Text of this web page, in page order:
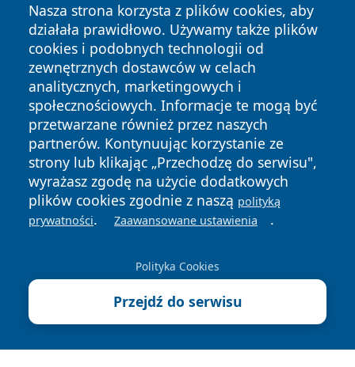
Nasza strona korzysta z plików cookies, aby
działała prawidłowo. Używamy także plików
cookies i podobnych technologii od
zewnętrznych dostawców w celach
analitycznych, marketingowych i
społecznościowych. Informacje te mogą być
przetwarzane również przez naszych
partnerów. Kontynuując korzystanie ze
strony lub klikając „Przechodzę do serwisu",
wyrażasz zgodę na użycie dodatkowych
plików cookies zgodnie z naszą polityką
prywatności. Zaawansowane ustawienia .
Polityka Cookies
Przejdź do serwisu
Copyright © 2026 24slupsk.pl Wszystkie prawa zastrzeżone.
News Autorzy
Polityka
Prywatności
Polityka
Cookies